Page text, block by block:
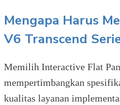
Mengapa Harus
V6 Transcend
Memilih Interactive Flat
mempertimbangkan
kualitas layanan